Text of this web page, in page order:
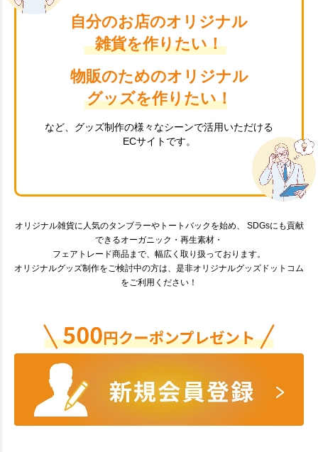
自分のお店のオリジナル
雑貨を作りたい！
物販のためのオリジナル
グッズを作りたい！
など、グッズ制作の様々なシーンで活用いただける
ECサイトです。
オリジナル雑貨に人気のタンブラーやトートバックを始め、 SDGsにも貢献
できるオーガニック・再生素材・
フェアトレード商品まで、幅広く取り扱っております。
オリジナルグッズ制作をご検討中の方は、是非オリジナルグッズドットコム
をご利用ください！